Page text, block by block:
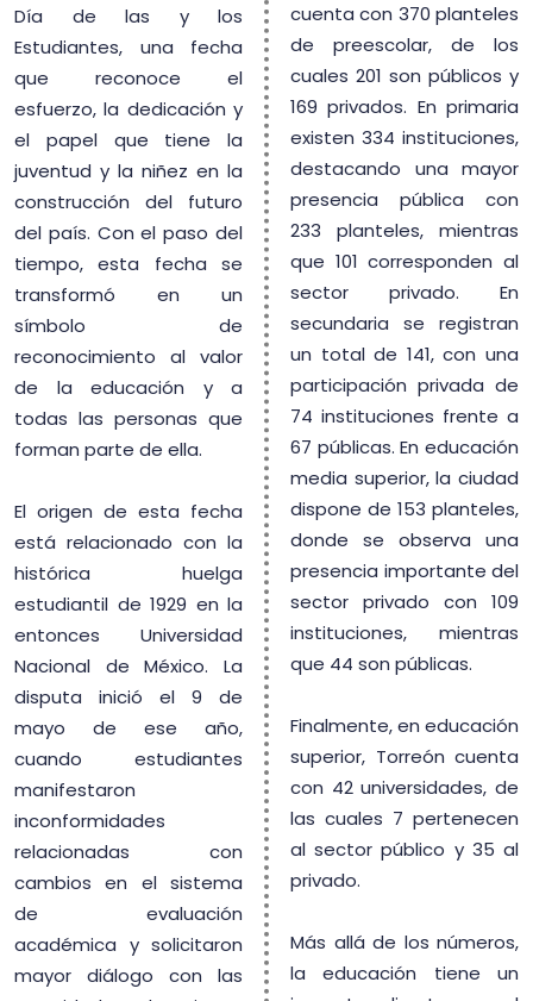
Día de las y los
Estudiantes, una fecha
que reconoce el
esfuerzo, la dedicación y
el papel que tiene la
juventud y la niñez en la
construcción del futuro
del país. Con el paso del
tiempo, esta fecha se
transformó en un
símbolo de
reconocimiento al valor
de la educación y a
todas las personas que
forman parte de ella.
El origen de esta fecha
está relacionado con la
histórica huelga
estudiantil de 1929 en la
entonces Universidad
Nacional de México. La
disputa inició el 9 de
mayo de ese año,
cuando estudiantes
manifestaron
inconformidades
relacionadas con
cambios en el sistema
de evaluación
académica y solicitaron
mayor diálogo con las
cuenta con 370 planteles
de preescolar, de los
cuales 201 son públicos y
169 privados. En primaria
existen 334 instituciones,
destacando una mayor
presencia pública con
233 planteles, mientras
que 101 corresponden al
sector privado. En
secundaria se registran
un total de 141, con una
participación privada de
74 instituciones frente a
67 públicas. En educación
media superior, la ciudad
dispone de 153 planteles,
donde se observa una
presencia importante del
sector privado con 109
instituciones, mientras
que 44 son públicas.
Finalmente, en educación
superior, Torreón cuenta
con 42 universidades, de
las cuales 7 pertenecen
al sector público y 35 al
privado.
Más allá de los números,
la educación tiene un